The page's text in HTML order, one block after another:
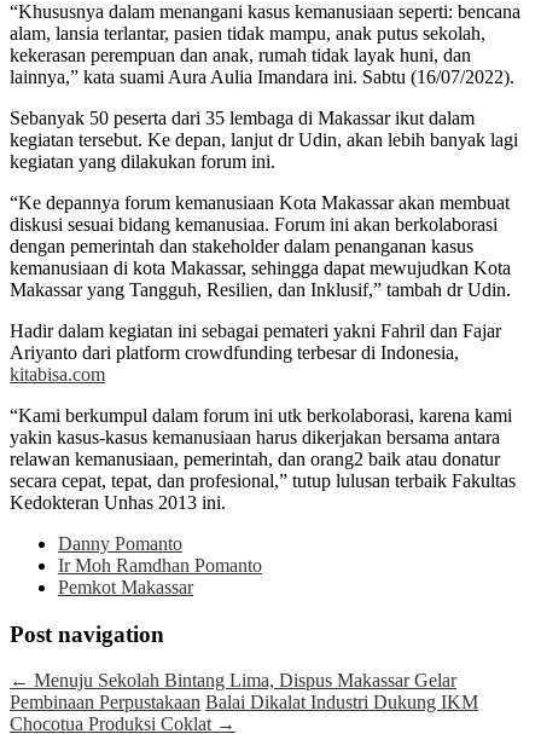
“Khususnya dalam menangani kasus kemanusiaan seperti: bencana
alam, lansia terlantar, pasien tidak mampu, anak putus sekolah,
kekerasan perempuan dan anak, rumah tidak layak huni, dan
lainnya,” kata suami Aura Aulia Imandara ini. Sabtu (16/07/2022).
Sebanyak 50 peserta dari 35 lembaga di Makassar ikut dalam
kegiatan tersebut. Ke depan, lanjut dr Udin, akan lebih banyak lagi
kegiatan yang dilakukan forum ini.
“Ke depannya forum kemanusiaan Kota Makassar akan membuat
diskusi sesuai bidang kemanusiaa. Forum ini akan berkolaborasi
dengan pemerintah dan stakeholder dalam penanganan kasus
kemanusiaan di kota Makassar, sehingga dapat mewujudkan Kota
Makassar yang Tangguh, Resilien, dan Inklusif,” tambah dr Udin.
Hadir dalam kegiatan ini sebagai pemateri yakni Fahril dan Fajar
Ariyanto dari platform crowdfunding terbesar di Indonesia,
kitabisa.com
“Kami berkumpul dalam forum ini utk berkolaborasi, karena kami
yakin kasus-kasus kemanusiaan harus dikerjakan bersama antara
relawan kemanusiaan, pemerintah, dan orang2 baik atau donatur
secara cepat, tepat, dan profesional,” tutup lulusan terbaik Fakultas
Kedokteran Unhas 2013 ini.
Danny Pomanto
Ir Moh Ramdhan Pomanto
Pemkot Makassar
Post navigation
← Menuju Sekolah Bintang Lima, Dispus Makassar Gelar
Pembinaan Perpustakaan Balai Dikalat Industri Dukung IKM
Chocotua Produksi Coklat →